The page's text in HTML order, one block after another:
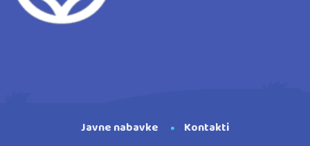
Javne nabavke Kontakti